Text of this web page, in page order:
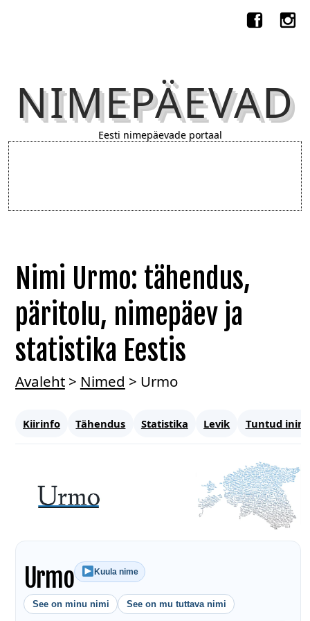
NIMEPÄEVAD
Eesti nimepäevade portaal
Nimi Urmo: tähendus,
päritolu, nimepäev ja
statistika Eestis
Avaleht> Nimed > Urmo
Kiirinfo Tähendus Statistika Levik Tuntud
Urmo Kuula nime
See on minu nimi See on mu tuttava nimi